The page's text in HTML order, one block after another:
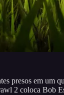
presos em um
2 coloca Bob